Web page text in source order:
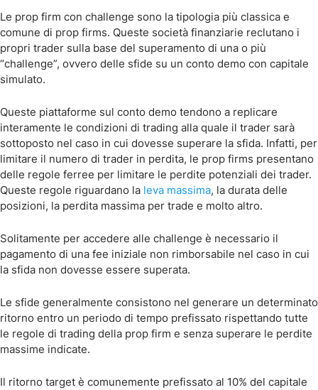
Le prop firm con challenge sono la tipologia più classica e
comune di prop firms. Queste società finanziarie reclutano i
propri trader sulla base del superamento di una o più
“challenge”, ovvero delle sfide su un conto demo con capitale
simulato.
Queste piattaforme sul conto demo tendono a replicare
interamente le condizioni di trading alla quale il trader sarà
sottoposto nel caso in cui dovesse superare la sfida. Infatti, per
limitare il numero di trader in perdita, le prop firms presentano
delle regole ferree per limitare le perdite potenziali dei trader.
Queste regole riguardano la leva massima, la durata delle
posizioni, la perdita massima per trade e molto altro.
Solitamente per accedere alle challenge è necessario il
pagamento di una fee iniziale non rimborsabile nel caso in cui
la sfida non dovesse essere superata.
Le sfide generalmente consistono nel generare un determinato
ritorno entro un periodo di tempo prefissato rispettando tutte
le regole di trading della prop firm e senza superare le perdite
massime indicate.
Il ritorno target è comunemente prefissato al 10% del capitale